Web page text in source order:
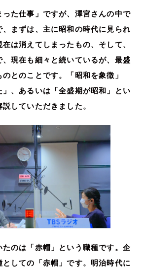
った仕事」ですが、澤宮さんの中で
まずは、主に昭和の時代に見られ
は消えてしまったもの、そして、
現在も細々と続いているが、最盛
とのことです。「昭和を象徴」
」、あるいは「全盛期が昭和」とい
していただきました。
たのは「赤帽」という職種です。企
しての「赤帽」です。明治時代に